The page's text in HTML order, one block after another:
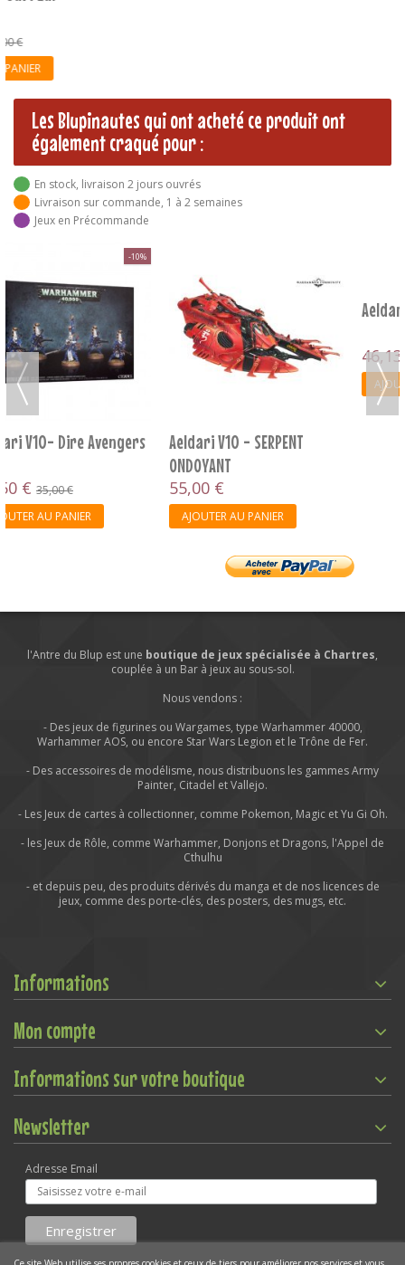
Les Blupinautes qui ont acheté ce produit ont
également craqué pour :
En stock, livraison 2 jours ouvrés
Livraison sur commande, 1 à 2 semaines
Jeux en Précommande
Aeldari V10 - SERPENT
55,00 €
AJOUTER AU PANIER
Aeldari V10 - Wraithguard
46,13 €51,25 €
AJOUTER AU PANIER
l'Antre du Blup est une boutique de jeux spécialisée à Chartres,
couplée à un Bar à jeux au sous-sol.
Nous vendons :
- Des jeux de figurines ou Wargames, type Warhammer 40000,
Warhammer AOS, ou encore Star Wars Legion et le Trône de Fer.
- Des accessoires de modélisme, nous distribuons les gammes Army
Painter, Citadel et Vallejo.
- Les Jeux de cartes à collectionner, comme Pokemon, Magic et Yu Gi Oh.
- les Jeux de Rôle, comme Warhammer, Donjons et Dragons, l'Appel de
Cthulhu
- et depuis peu, des produits dérivés du manga et de nos licences de
jeux, comme des porte-clés, des posters, des mugs, etc.
Informations
Mon compte
Informations sur votre boutique
Newsletter
Adresse Email